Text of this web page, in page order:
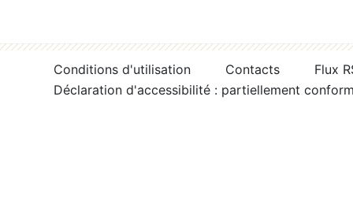
Conditions d'utilisation Contacts
Flux
Déclaration d'accessibilité : partiellement